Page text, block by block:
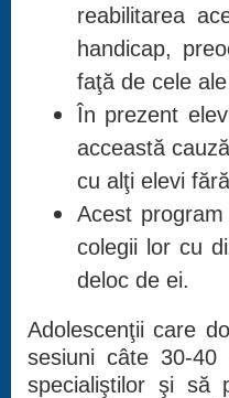
reabilitarea
handicap,
faţă de cele
În prezent
acceastă
cu alţi elevi
Acest
colegii lor cu
deloc de ei.
Adolescenţii care
sesiuni câte 30-
specialiştilor şi să